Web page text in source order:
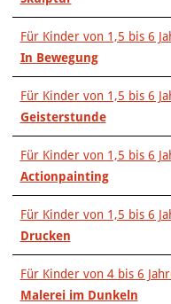
Für Kinder von 1,5 bis 6
In Bewegung
Für Kinder von 1,5 bis 6
Geisterstunde
Für Kinder von 1,5 bis 6
Actionpainting
Für Kinder von 1,5 bis 6
Drucken
Für Kinder von 4 bis 6
Malerei im Dunkeln